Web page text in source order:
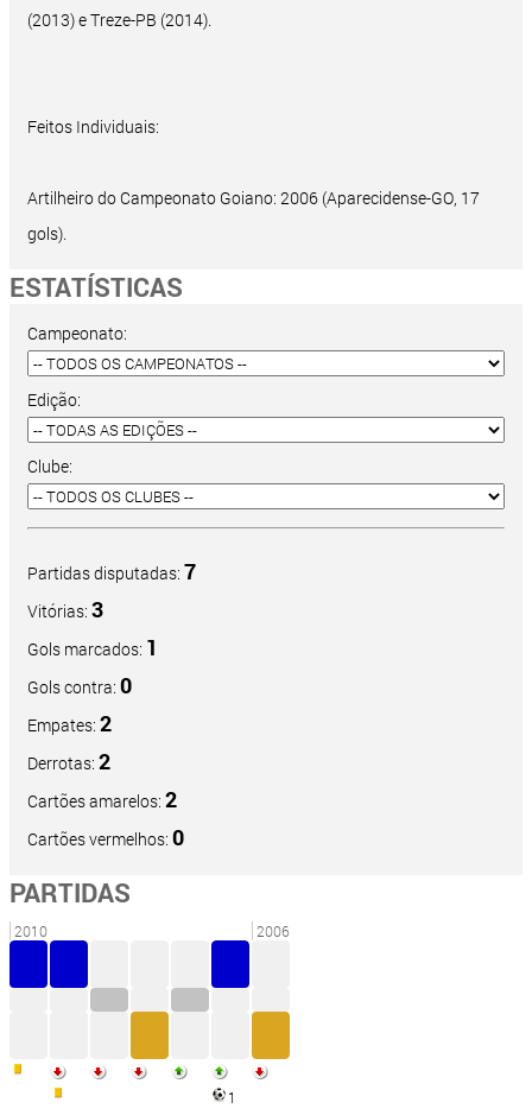
(2013) e Treze-PB (2014).
Feitos Individuais:
Artilheiro do Campeonato Goiano: 2006 (Aparecidense-GO, 17
gols).
ESTATÍSTICAS
Campeonato:
Edição:
Clube:
Partidas disputadas: 7
Vitórias: 3
Gols marcados: 1
Gols contra: 0
Empates: 2
Derrotas: 2
Cartões amarelos: 2
Cartões vermelhos: 0
PARTIDAS
2010
1
2006